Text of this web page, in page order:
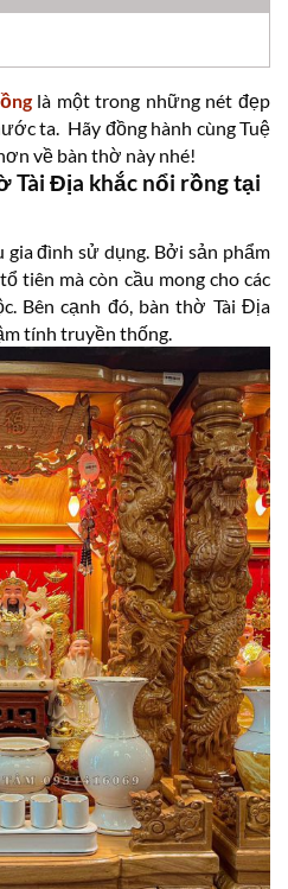
là một trong những nét đẹp
ta. Hãy đồng hành cùng Tuệ
về bàn thờ này nhé!
Tài Địa khắc nổi rồng tại
đình sử dụng. Bởi sản phẩm
tiên mà còn cầu mong cho các
Bên cạnh đó, bàn thờ Tài Địa
tính truyền thống.